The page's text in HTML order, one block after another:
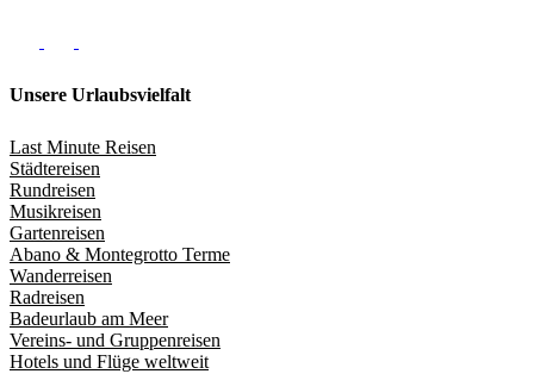
Unsere Urlaubsvielfalt
Last Minute Reisen
Städtereisen
Rundreisen
Musikreisen
Gartenreisen
Abano & Montegrotto Terme
Wanderreisen
Radreisen
Badeurlaub am Meer
Vereins- und Gruppenreisen
Hotels und Flüge weltweit